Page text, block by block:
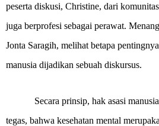
peserta diskusi, Christine, dari
juga berprofesi sebagai perawat.
Jonta Saragih, melihat betapa
manusia dijadikan sebuah diskursus.
Secara prinsip, hak asasi
tegas, bahwa kesehatan mental